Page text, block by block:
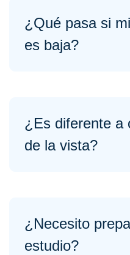
¿Qué pasa si
es baja?
¿Es diferente a
de la vista?
¿Necesito
estudio?